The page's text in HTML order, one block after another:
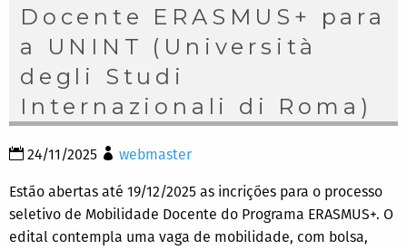
Docente ERASMUS+ para
a UNINT (Università
degli Studi
Internazionali di Roma)
24/11/2025 webmaster
Estão abertas até 19/12/2025 as incrições para o processo
seletivo de Mobilidade Docente do Programa ERASMUS+. O
edital contempla uma vaga de mobilidade, com bolsa,